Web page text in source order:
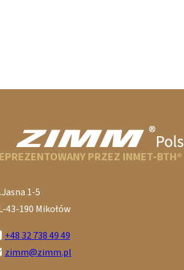
PRZEZ INMET-BTH®
1-5
43-190 Mikołów
+48 32 738 49 49
zimm@zimm.pl